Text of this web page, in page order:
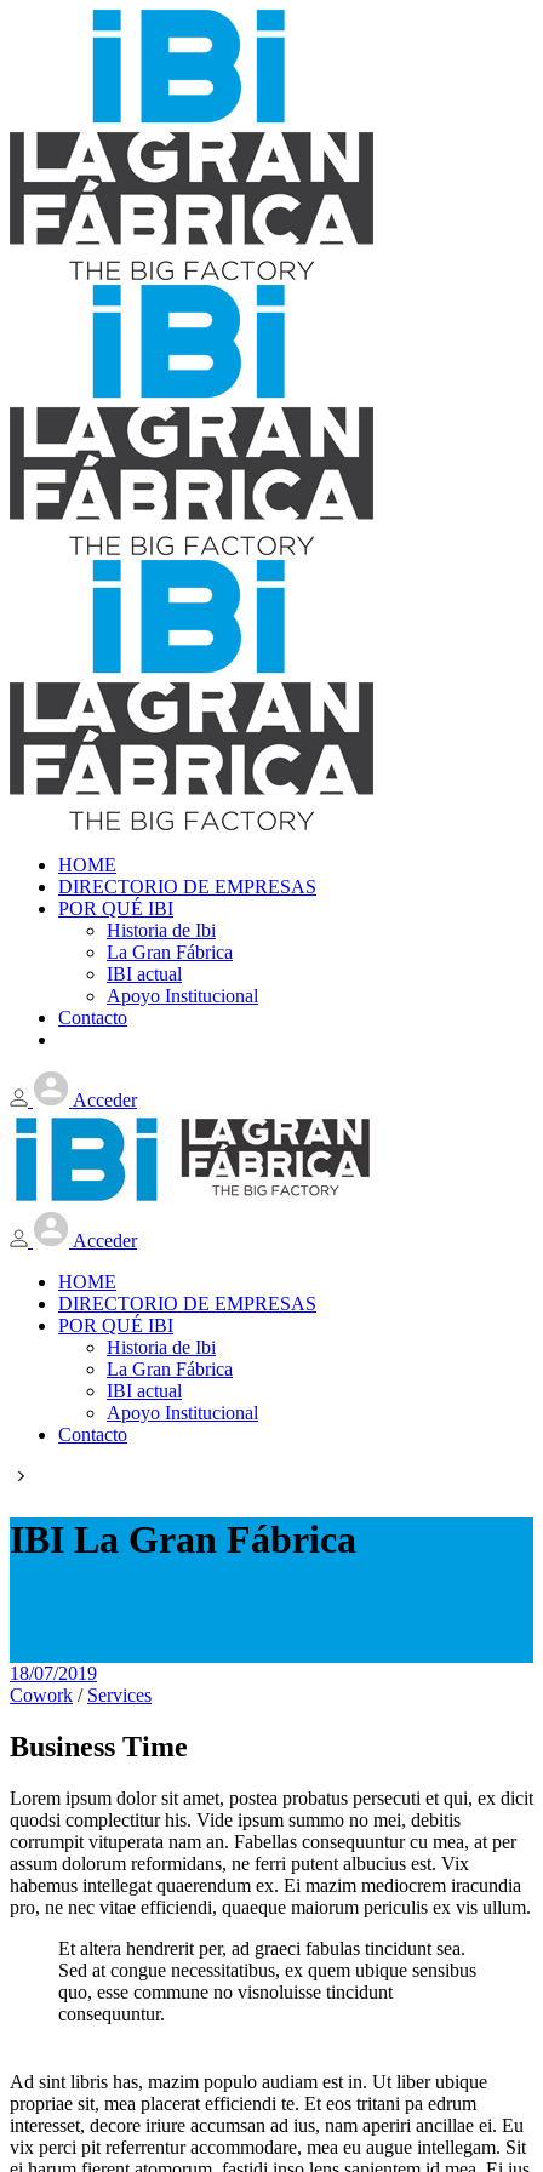
HOME
DIRECTORIO DE EMPRESAS
POR QUÉ IBI
Historia de Ibi
La Gran Fábrica
IBI actual
Apoyo Institucional
Contacto
Acceder
Acceder
HOME
DIRECTORIO DE EMPRESAS
POR QUÉ IBI
Historia de Ibi
La Gran Fábrica
IBI actual
Apoyo Institucional
Contacto
IBI La Gran Fábrica
18/07/2019
Cowork / Services
Business Time
Lorem ipsum dolor sit amet, postea probatus persecuti et qui, ex dicit
quodsi complectitur his. Vide ipsum summo no mei, debitis
corrumpit vituperata nam an. Fabellas consequuntur cu mea, at per
assum dolorum reformidans, ne ferri putent albucius est. Vix
habemus intellegat quaerendum ex. Ei mazim mediocrem iracundia
pro, ne nec vitae efficiendi, quaeque maiorum periculis ex vis ullum.
Et altera hendrerit per, ad graeci fabulas tincidunt sea.
Sed at congue necessitatibus, ex quem ubique sensibus
quo, esse commune no visnoluisse tincidunt
consequuntur.
Ad sint libris has, mazim populo audiam est in. Ut liber ubique
propriae sit, mea placerat efficiendi te. Et eos tritani pa edrum
interesset, decore iriure accumsan ad ius, nam aperiri ancillae ei. Eu
vix perci pit referrentur accommodare, mea eu augue intellegam. Sit